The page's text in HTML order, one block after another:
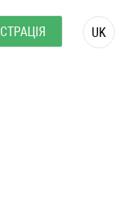
UK